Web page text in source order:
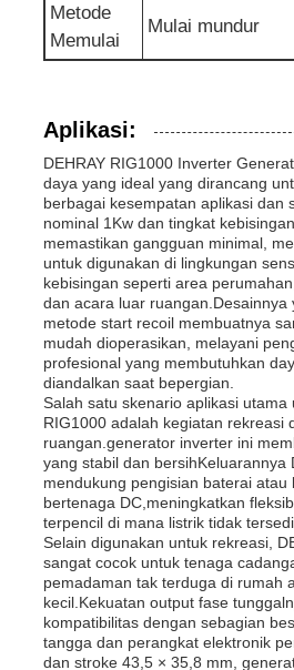
Metode
Memulai
Mulai mundur
Aplikasi:
DEHRAY RIG1000 Inverter
daya yang ideal yang dirancang
berbagai kesempatan aplikasi dan
nominal 1Kw dan tingkat
memastikan gangguan minimal,
untuk digunakan di lingkungan
kebisingan seperti area
dan acara luar ruangan.Desainnya
metode start recoil membuatnya
mudah dioperasikan, melayani
profesional yang membutuhkan
diandalkan saat bepergian.
Salah satu skenario aplikasi utama
RIG1000 adalah kegiatan rekreasi
ruangan.generator inverter ini
yang stabil dan bersihKeluarannya
mendukung pengisian baterai atau
bertenaga DC,meningkatkan
terpencil di mana listrik tidak
Selain digunakan untuk rekreasi,
sangat cocok untuk tenaga
pemadaman tak terduga di rumah
kecil.Kekuatan output fase
kompatibilitas dengan sebagian
tangga dan perangkat elektronik
dan stroke 43,5 × 35,8 mm,